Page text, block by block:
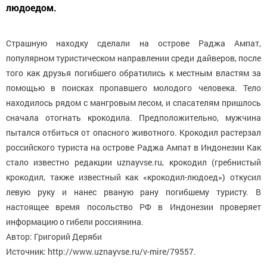
людоедом.
Страшную находку сделали на острове Раджа Ампат,
популярном туристическом направлении среди дайверов, после
того как друзья погибшего обратились к местным властям за
помощью в поисках пропавшего молодого человека. Тело
находилось рядом с мангровым лесом, и спасателям пришлось
сначала отогнать крокодила. Предположительно, мужчина
пытался отбиться от опасного животного. Крокодил растерзал
российского туриста на острове Раджа Ампат в Индонезии Как
стало известно редакции uznayvse.ru, крокодил (гребнистый
крокодил, также известный как «крокодил-людоед») откусил
левую руку и нанес рваную рану погибшему туристу. В
настоящее время посольство РФ в Индонезии проверяет
информацию о гибели россиянина.
Автор: Григорий Деряби
Источник: http://www.uznayvse.ru/v-mire/79557.